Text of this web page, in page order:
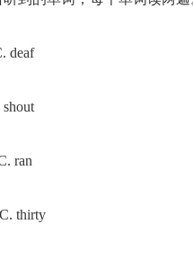
deaf
shout
ran
thirty